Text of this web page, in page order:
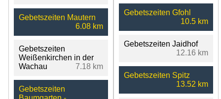
Gebetszeiten Mautern
6.08 km
Gebetszeiten
Weißenkirchen in der
Wachau
7.18 km
Gebetszeiten
Gebetszeiten Gfohl
10.5 km
Gebetszeiten Jaidhof
12.16 km
Gebetszeiten Spitz
13.52 km